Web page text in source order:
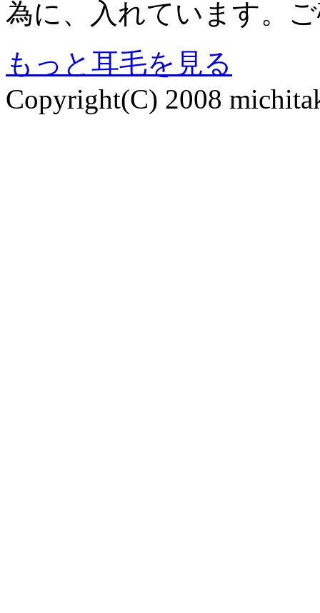
為に、入れています。
もっと耳毛を見る
Copyright(C) 2008